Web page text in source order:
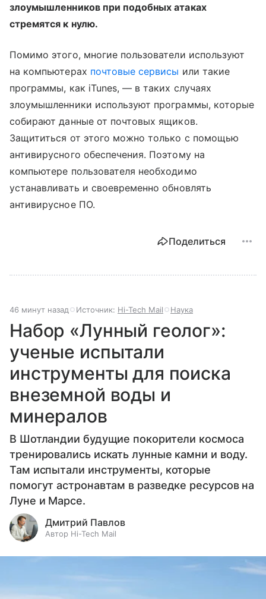
злоумышленников при подобных атаках
стремятся к нулю.
Помимо этого, многие пользователи используют
на компьютерах почтовые сервисы или такие
программы, как iTunes, — в таких случаях
злоумышленники используют программы, которые
собирают данные от почтовых ящиков.
Защититься от этого можно только с помощью
антивирусного обеспечения. Поэтому на
компьютере пользователя необходимо
устанавливать и своевременно обновлять
антивирусное ПО.
Поделиться
46 минут назад Источник: Hi-Tech Mail Наука
Набор «Лунный геолог»:
ученые испытали
инструменты для поиска
внеземной воды и
минералов
В Шотландии будущие покорители космоса
тренировались искать лунные камни и воду.
Там испытали инструменты, которые
помогут астронавтам в разведке ресурсов на
Луне и Марсе.
Дмитрий Павлов
Автор Hi-Tech Mail